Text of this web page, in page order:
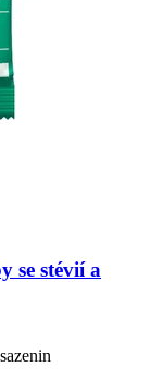
se stévií a